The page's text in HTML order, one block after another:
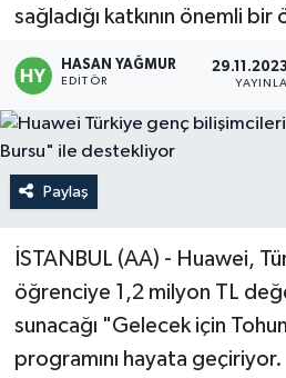
sağladığı katkının önemli
HASAN YAĞMUR
EDITÖR
Paylaş
İSTANBUL (AA) - Huawei,
öğrenciye 1,2 milyon TL
sunacağı "Gelecek için
programını hayata geçiriyor.
Politika
Sağlık
Spor
Teknoloji